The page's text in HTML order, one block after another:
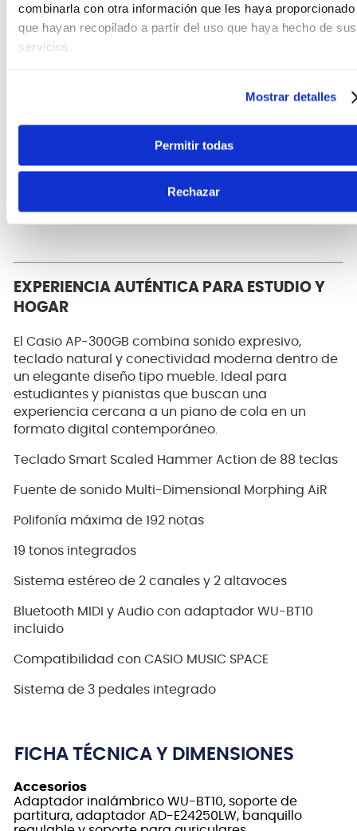
combinarla con otra información que les haya proporcionado
que hayan recopilado a partir del uso que haya hecho de sus
servicios.
Mostrar detalles
Permitir todas
Rechazar
Disfruta una experiencia sonora
natural y expansiva incluso al
practicar en silencio.
Compatible con la app CASIO
MUSIC SPACE para ampliar
EXPERIENCIA AUTÉNTICA PARA ESTUDIO Y
HOGAR
El Casio AP-300GB combina sonido expresivo,
teclado natural y conectividad moderna dentro de
un elegante diseño tipo mueble. Ideal para
estudiantes y pianistas que buscan una
experiencia cercana a un piano de cola en un
formato digital contemporáneo.
Teclado Smart Scaled Hammer Action de 88 teclas
Fuente de sonido Multi-Dimensional Morphing AiR
Polifonía máxima de 192 notas
19 tonos integrados
Sistema estéreo de 2 canales y 2 altavoces
Bluetooth MIDI y Audio con adaptador WU-BT10
incluido
Compatibilidad con CASIO MUSIC SPACE
Sistema de 3 pedales integrado
FICHA TÉCNICA Y DIMENSIONES
Accesorios
Adaptador inalámbrico WU-BT10, soporte de
partitura, adaptador AD-E24250LW, banquillo